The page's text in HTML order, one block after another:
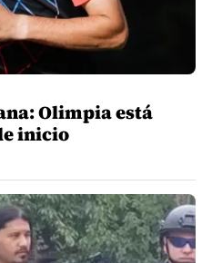
Olimpia está
inicio